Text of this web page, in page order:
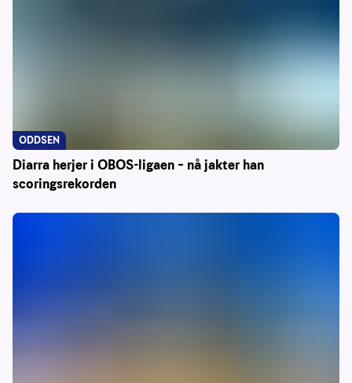
Diarra herjer i OBOS-ligaen – nå jakter han
scoringsrekorden
ODDSEN